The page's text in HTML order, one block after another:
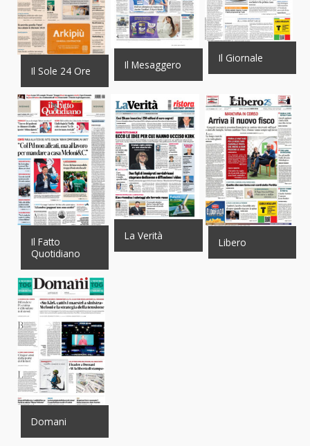
Il Sole 24 Ore Il Mesaggero
Il Giornale
Il Fatto
Quotidiano
La Verità
Libero
Domani